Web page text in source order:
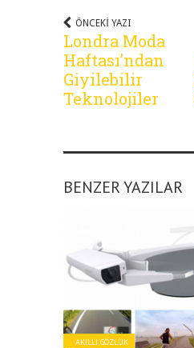
ÖNCEKI YAZI
Londra Moda
Haftası’ndan
Giyilebilir
Teknolojiler
BENZER YAZILAR
AKILLI GÖZLÜK